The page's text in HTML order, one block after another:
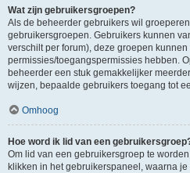
Wat zijn gebruikersgroepen?
Als de beheerder gebruikers wil
gebruikersgroepen. Gebruikers kunnen
verschilt per forum), deze groepen
permissies/toegangspermissies hebben.
beheerder een stuk gemakkelijker
wijzen, bepaalde gebruikers toegang tot
Omhoog
Hoe word ik lid van een
Om lid van een gebruikersgroep te
klikken in het gebruikerspaneel, waarna